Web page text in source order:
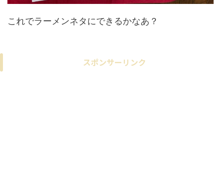
これでラーメンネタにできるかなあ？
スポンサーリンク